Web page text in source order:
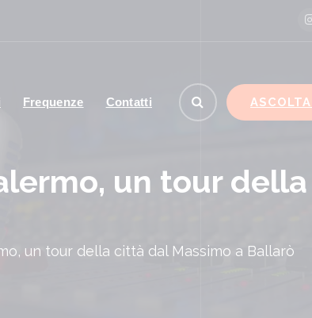
Frequenze Contatti
un tour
un tour della città dal Massimo a Ballarò